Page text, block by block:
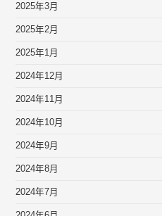
2025年3月
2025年2月
2025年1月
2024年12月
2024年11月
2024年10月
2024年9月
2024年8月
2024年7月